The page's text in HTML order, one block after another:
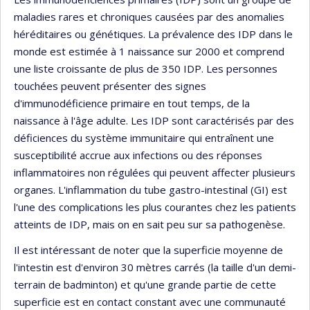
maladies rares et chroniques causées par des anomalies
héréditaires ou génétiques. La prévalence des IDP dans le
monde est estimée à 1 naissance sur 2000 et comprend
une liste croissante de plus de 350 IDP. Les personnes
touchées peuvent présenter des signes
d'immunodéficience primaire en tout temps, de la
naissance à l'âge adulte. Les IDP sont caractérisés par des
déficiences du système immunitaire qui entraînent une
susceptibilité accrue aux infections ou des réponses
inflammatoires non régulées qui peuvent affecter plusieurs
organes. L'inflammation du tube gastro-intestinal (GI) est
l'une des complications les plus courantes chez les patients
atteints de IDP, mais on en sait peu sur sa pathogenèse.
Il est intéressant de noter que la superficie moyenne de
l'intestin est d'environ 30 mètres carrés (la taille d'un demi-
terrain de badminton) et qu'une grande partie de cette
superficie est en contact constant avec une communauté